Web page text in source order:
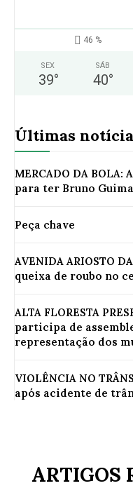
46 %
SEX
39°
SÁB
40°
Últimas
MERCADO DA
para ter Bruno
Peça chave
AVENIDA ARIOSTO
queixa de roubo no
ALTA FLORESTA
participa de
representação dos
VIOLÊNCIA NO
após acidente de
ARTIGOS